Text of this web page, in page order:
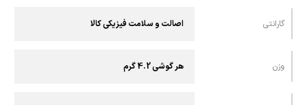
گارانتی اصالت و سلامت فیزیکی کالا
وزن هر گوشی 4.2 گرم